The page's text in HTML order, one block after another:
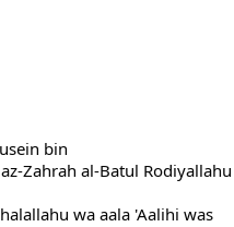
bin
Zahrah al-Batul Rodiyallahu
wa aala 'Aalihi was